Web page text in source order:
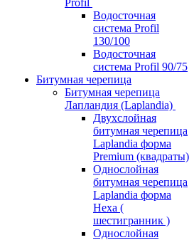
Profil
Водосточная
система Profil
130/100
Водосточная
система Profil 90/75
Битумная черепица
Битумная черепица
Лапландия (Laplandia)
Двухслойная
битумная черепица
Laplandia форма
Premium (квадраты)
Однослойная
битумная черепица
Laplandia форма
Hexa (
шестигранник )
Однослойная